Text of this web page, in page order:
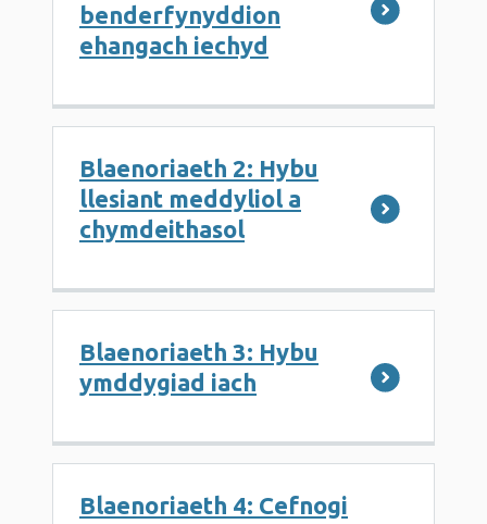
benderfynyddion
ehangach iechyd
Blaenoriaeth 2: Hybu
llesiant meddyliol a
chymdeithasol
Blaenoriaeth 3: Hybu
ymddygiad iach
Blaenoriaeth 4: Cefnogi